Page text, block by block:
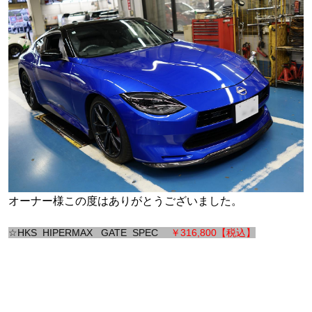
オーナー様この度はありがとうございました。
☆HKS HIPERMAX GATE SPEC ￥316,800【税込】